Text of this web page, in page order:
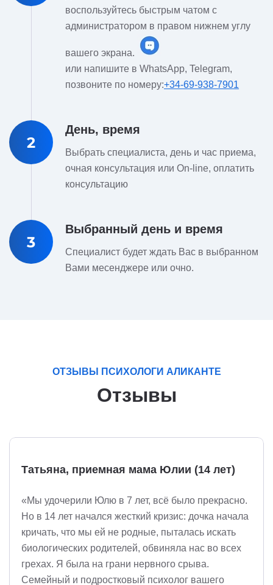
воспользуйтесь быстрым чатом с
администратором в правом нижнем углу
вашего экрана.
или напишите в WhatsApp, Telegram,
позвоните по номеру:+34-69-938-7901
2
День, время
Выбрать специалиста, день и час приема,
очная консультация или On-line, оплатить
консультацию
3
Выбранный день и время
Специалист будет ждать Вас в выбранном
Вами месенджере или очно.
ОТЗЫВЫ ПСИХОЛОГИ АЛИКАНТЕ
Отзывы
Татьяна, приемная мама Юлии (14 лет)
«Мы удочерили Юлю в 7 лет, всё было прекрасно.
Но в 14 лет начался жесткий кризис: дочка начала
кричать, что мы ей не родные, пыталась искать
биологических родителей, обвиняла нас во всех
грехах. Я была на грани нервного срыва.
Семейный и подростковый психолог вашего